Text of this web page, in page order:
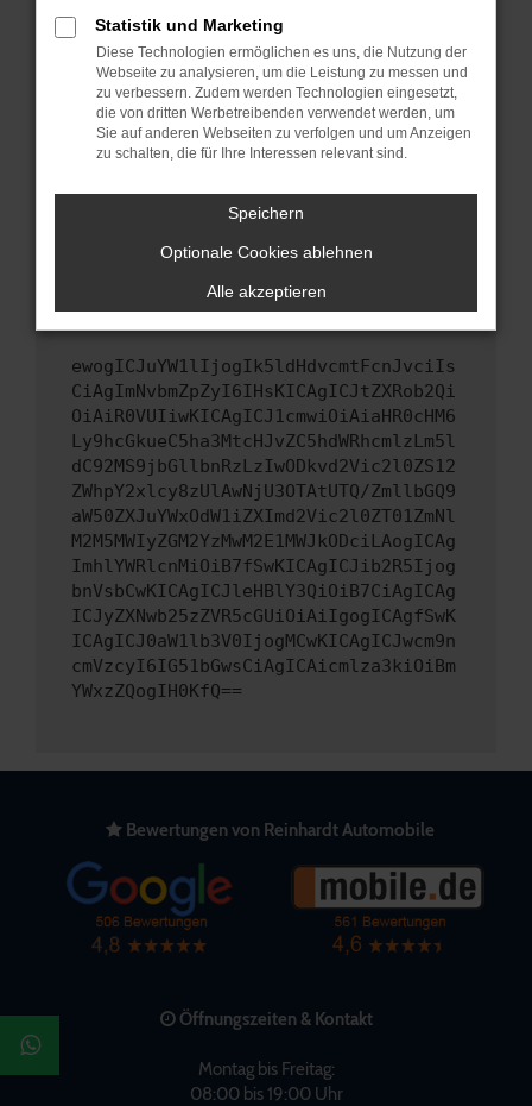
Betriebssystem auf dem neuesten Stand
Veraltete Software birgt nicht nur ein
Sicherheitsrisiko, sondern kann auch dazu
führen, dass bestimmte Funktionen nicht mehr
unterstützt werden.
Wenn du alle oben genannten Schritte versucht
versuchen, das Problem zu beheben. Du kannst
uns diesen Text schicken, um uns bei der
Fehlersuche zu unterstützen:
ewogICJuYW1lIjogIk5ldHdvcmtFcnJvciIs
CiAgImNvbmZpZyI6IHsKICAgICJtZXRob2Qi
OiAiR0VUIiwKICAgICJ1cmwiOiAiaHR0cHM6
Ly9hcGkueC5ha3MtcHJvZC5hdWRhcmlzLm5l
dC92MS9jbGllbnRzLzIwODkvd2Vic2l0ZS12
ZWhpY2xlcy8zUlAwNjU3OTAtUTQ/ZmllbGQ9
aW50ZXJuYWxOdW1iZXImd2Vic2l0ZT01ZmNl
M2M5MWIyZGM2YzMwM2E1MWJkODciLAogICAg
ImhlYWRlcnMiOiB7fSwKICAgICJib2R5Ijog
bnVsbCwKICAgICJleHBlY3QiOiB7CiAgICAg
ICJyZXNwb25zZVR5cGUiOiAiIgogICAgfSwK
ICAgICJ0aW1lb3V0IjogMCwKICAgICJwcm9n
cmVzcyI6IG51bGwsCiAgICAicmlza3kiOiBm
YWxzZQogIH0KfQ==
Bewertungen von Reinhardt Automobile
Öffnungszeiten & Kontakt
Montag bis Freitag:
08:00 bis 19:00 Uhr
Statistik und Marketing
Diese Technologien ermöglichen es uns, die Nutzung der
Webseite zu analysieren, um die Leistung zu messen und
zu verbessern. Zudem werden Technologien eingesetzt,
die von dritten Werbetreibenden verwendet werden, um
Sie auf anderen Webseiten zu verfolgen und um Anzeigen
zu schalten, die für Ihre Interessen relevant sind.
Speichern
Optionale Cookies ablehnen
Alle akzeptieren